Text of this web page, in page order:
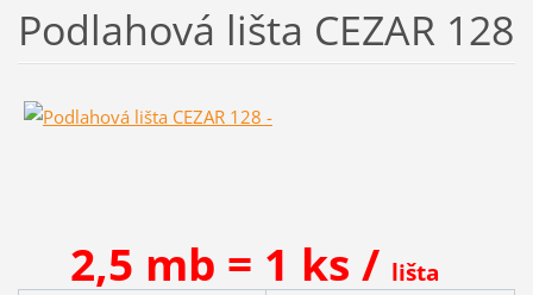
Podlahová lišta CEZAR 128
2,5 mb = 1 ks / lišta